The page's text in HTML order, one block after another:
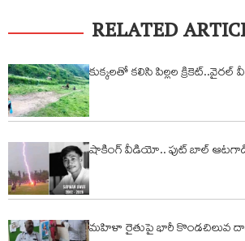
RELATED
కుక్కలతో కలిసి పిల్లల
షాకింగ్ వీడియో.. ఫుట్ బాల్
మహిళా రైతుపై భారీ కొండచిలువ